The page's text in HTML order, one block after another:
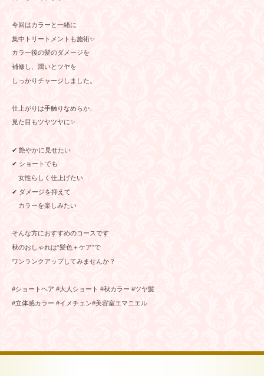
今回はカラーと一緒に
集中トリートメントも施術✨
カラー後の髪のダメージを
補修し、潤いとツヤを
しっかりチャージしました。
仕上がりは手触りなめらか、
見た目もツヤツヤに✨
✔︎ 艶やかに見せたい
✔︎ ショートでも
女性らしく仕上げたい
✔︎ ダメージを抑えて
カラーを楽しみたい
そんな方におすすめのコースです
秋のおしゃれは“髪色＋ケア”で
ワンランクアップしてみませんか？
#ショートヘア #大人ショート #秋カラー #ツヤ髪
#立体感カラー #イメチェン#美容室エマニエル